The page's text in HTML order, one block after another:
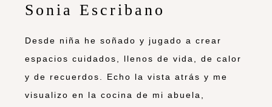
Sonia Escribano
Desde niña he soñado y jugado a crear
espacios cuidados, llenos de vida, de calor
y de recuerdos. Echo la vista atrás y me
visualizo en la cocina de mi abuela,